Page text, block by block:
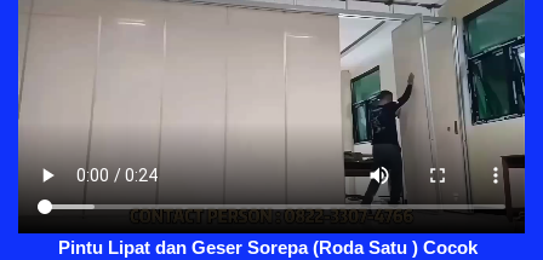
Pintu Lipat dan Geser Sorepa (Roda Satu ) Cocok